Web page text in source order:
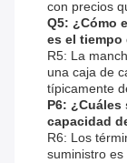
con precios
Q5: ¿Cómo
es el tiempo
R5: La
una caja de
típicamente
P6:
capacidad
R6: Los
suministro